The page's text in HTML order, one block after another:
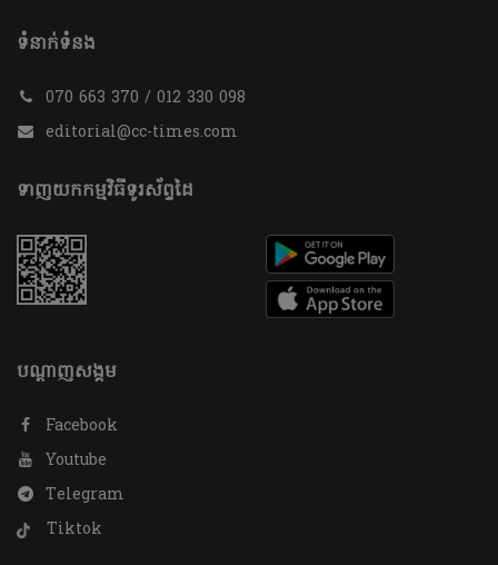
ទំនាក់ទំនង
070 663 370 / 012 330 098
editorial@cc-times.com
ទាញយកកម្មវិធីទូរស័ព្ទដៃ
បណ្តាញសង្គម
Facebook
Youtube
Telegram
Tiktok